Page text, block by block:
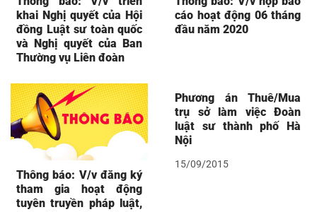
khai Nghị quyết của Hội
đồng Luật sư toàn quốc
và Nghị quyết của Ban
Thường vụ Liên đoàn
cáo hoạt động 06 tháng
đầu năm 2020
Thông báo: V/v đăng ký
tham gia hoạt động
tuyên truyền pháp luật,
Phương án Thuê/Mua
trụ sở làm việc Đoàn
luật sư thành phố Hà
Nội
15/09/2015